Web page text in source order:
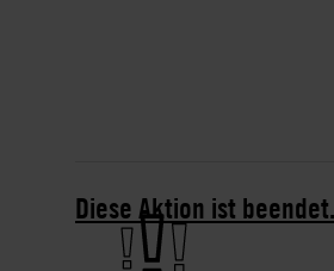
Diese Aktion ist